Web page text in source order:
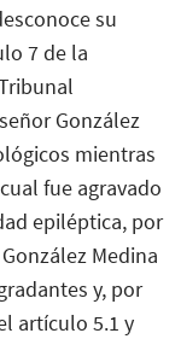
su
7 de la
González
mientras
fue agravado
epiléptica, por
Medina
y, por
artículo 5.1 y